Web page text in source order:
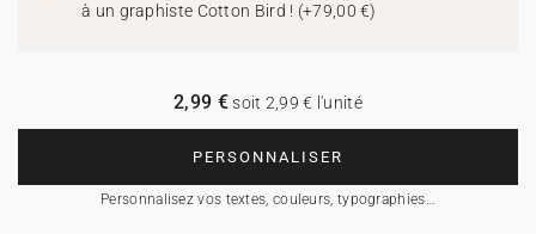
à un graphiste Cotton Bird ! (+79,00 €)
PERSONNALISER
Personnalisez vos textes, couleurs, typographies…
2,99 €soit 2,99 € l'unité